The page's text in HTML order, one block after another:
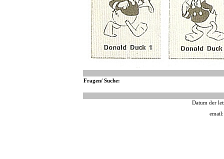
Fragen/ Suche:
Datum der